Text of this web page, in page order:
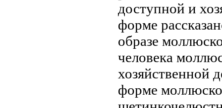
доступной и
форме
образе
человека
хозяйственной
форме